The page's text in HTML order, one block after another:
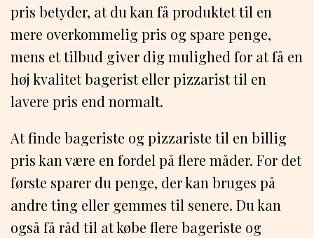
pris betyder, at du kan få produktet til en
mere overkommelig pris og spare penge,
mens et tilbud giver dig mulighed for at få en
høj kvalitet bagerist eller pizzarist til en
lavere pris end normalt.
At finde bageriste og pizzariste til en billig
pris kan være en fordel på flere måder. For det
første sparer du penge, der kan bruges på
andre ting eller gemmes til senere. Du kan
også få råd til at købe flere bageriste og